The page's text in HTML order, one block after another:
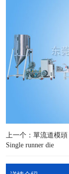
上一个：單流道模頭
Single runner die